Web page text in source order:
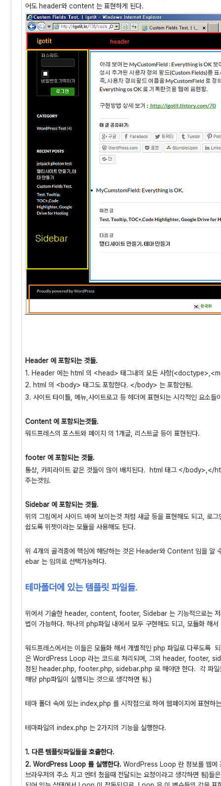
어도 header와 content 는 표현하게 된다.
Header 에 포함되는 것들.
1. Header 에는 html 의 <head> 태그내의 모든 사항
2. html 의 <body> 태그도 포함한다. </body> 는 포함안됨.
3. 사이트 타이틀, 메뉴,사이트로고 등 헤더에 표현되는 시각적인 요소들
Content 에 포함되는것들.
워드프레스의 포스트와 페이지 의 1개글, 리스트글 등이 표현된다.
footer 에 포함되는 것들.
통상, 카피라이트 같은 것들이 많이 배치된다. html 태그 </body>,</
주는것임.
Sidebar 에 포함되는 것들.
위의 그림에서 사이드 바에 보이는것 처럼 새글 등을 표현해도 되고, 로
쉽도록 위젯이라는 모듈을 사용해도 된다.
위 4개의 골격중에 핵심에 해당하는 것은 Header와 Content 임을 알
ebar 는 임의로 선택가능하다.
테마폴더에 있는 템플릿 파일들.
위에서 기술한 header, content, footer, Sidebar 는 기능적으로는 저
법이 가능하다. 하나의 php파일 내에서 모두 구현해도 되고, 모듈화 해서
워드프레스에서는 이들은 모듈화 해서 개별적인 php 파일로 다루도
은 WordPress Loop 라는 코드로 처리되며, 그외 header, footer,
정된 header.php, footer.php, sidebar.php 로 해야만 한다. 각 파일
해당 php파일이 실행되는 것으로 생각하면 됨.)
테마 폴더 속에 있는 index,php 를 시작점으로 하여 웹페이지에 표현하
테마파일의 index.php 는 2가지의 기능을 실행한다.
1. 다른 템플릿파일들을 호출한다.
2. WordPress Loop 를 실행한다. WordPress Loop 란 정보를 웹에
브라우저의 주소 치고 엔터 쳤을때 전달되는 요청이라고 생각하면 됨)들